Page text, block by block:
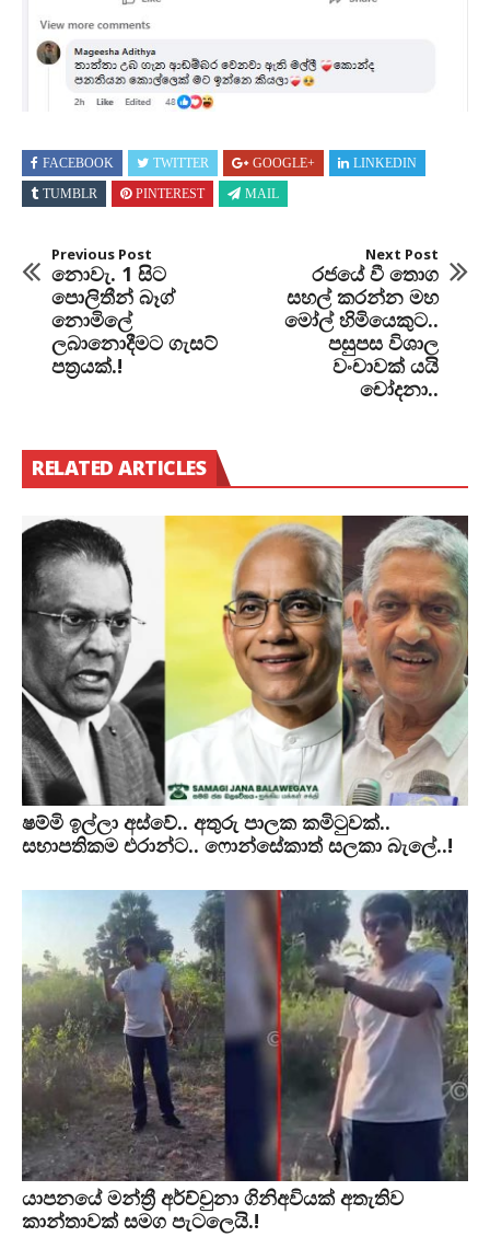
FACEBOOK TWITTER GOOGLE+
LINKEDIN
TUMBLR
PINTEREST MAIL
Previous Post
නොවැ. 1 සිට
පොලිතීන් බෑග්
නොමිලේ
ලබානොදීමට ගැසට්
පත්‍රයක්.!
Next Post
රජයේ වී තොග
සහල් කරන්න මහ
මෝල් හිමියෙකුට..
පසුපස විශාල
වංචාවක් යයි
චෝදනා..
RELATED ARTICLES
ෂම්මි ඉල්ලා අස්වේ.. අතුරු පාලක කමිටුවක්..
සභාපතිකම එරාන්ට.. ෆොන්සේකාත් සලකා බැලේ..!
යාපනයේ මන්ත්‍රී අර්ච්චුනා ගිනිඅවියක් අතැතිව
කාන්තාවක් සමග පැටලෙයි.!